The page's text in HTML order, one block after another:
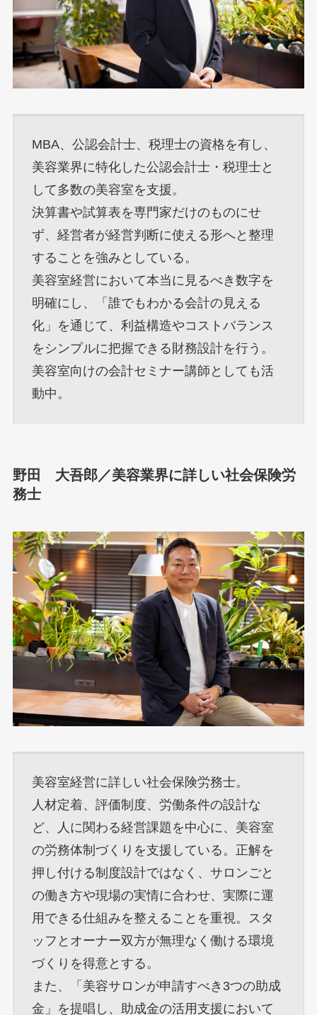
MBA、公認会計士、税理士の資格を有し、
美容業界に特化した公認会計士・税理士と
して多数の美容室を支援。
決算書や試算表を専門家だけのものにせ
ず、経営者が経営判断に使える形へと整理
することを強みとしている。
美容室経営において本当に見るべき数字を
明確にし、「誰でもわかる会計の見える
化」を通じて、利益構造やコストバランス
をシンプルに把握できる財務設計を行う。
美容室向けの会計セミナー講師としても活
動中。
野田 大吾郎／美容業界に詳しい社会保険労
務士
美容室経営に詳しい社会保険労務士。
人材定着、評価制度、労働条件の設計な
ど、人に関わる経営課題を中心に、美容室
の労務体制づくりを支援している。正解を
押し付ける制度設計ではなく、サロンごと
の働き方や現場の実情に合わせ、実際に運
用できる仕組みを整えることを重視。スタ
ッフとオーナー双方が無理なく働ける環境
づくりを得意とする。
また、「美容サロンが申請すべき3つの助成
金」を提唱し、助成金の活用支援において